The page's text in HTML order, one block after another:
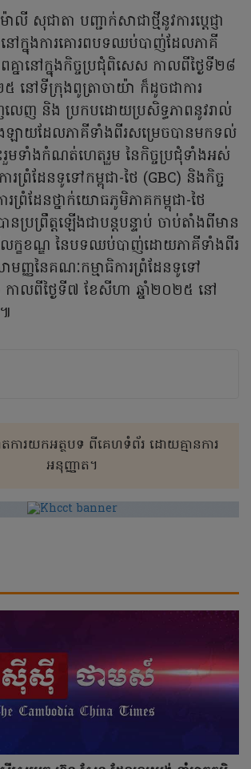
សុជាតា បញ្ជាក់សាជាថ្មីនូវការប្តេជ្ញា
ៅក្នុងការគោរពបទឈប់បាញ់ដែលភាគី
គ្នានៅក្នុងកិច្ចប្រជុំពិសេស កាលពីថ្ងៃទី២៨
៥ នៅទីក្រុងពូត្រាចាយ៉ា ក៏ដូចជាការ
ញលេញ និង ប្រកបដោយប្រសិទ្ធភាពនូវរាល់
ងឡាយដែលភាគីទាំងពីរសម្រេចបានមកទល់
រួមទាំងកំណត់ហេតុរួម នៃកិច្ចប្រជុំទាំងអស់
រព្រំដែនទូទៅកម្ពុជា-ថៃ (GBC) និងកិច្ច
រព្រំដែនថ្នាក់យោធភូមិភាគកម្ពុជា-ថៃ
នប្រព្រឹត្តឡើងជាបន្តបន្ទាប់ ចាប់តាំងពីមាន
ើលក្ខខណ្ឌ នៃបទឈប់បាញ់ដោយភាគីទាំងពីរ
ាមញ្ញនៃគណៈកម្មាធិការព្រំដែនទូទៅ
កាលពីថ្ងៃទី៧ ខែសីហា ឆ្នាំ២០២៥ នៅ
ការយកអត្ថបទ ពីគេហទំព័រ ដោយគ្មានការ
អនុញ្ញាត។